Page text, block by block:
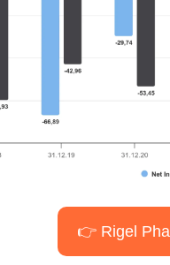
👉 Rigel